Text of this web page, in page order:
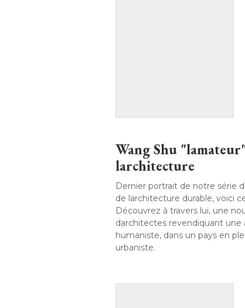
Wang Shu
larchitecture
Dernier portrait de notre série
de larchitecture durable, voici
Découvrez à travers lui, une
darchitectes revendiquant
humaniste, dans un pays en
urbaniste.